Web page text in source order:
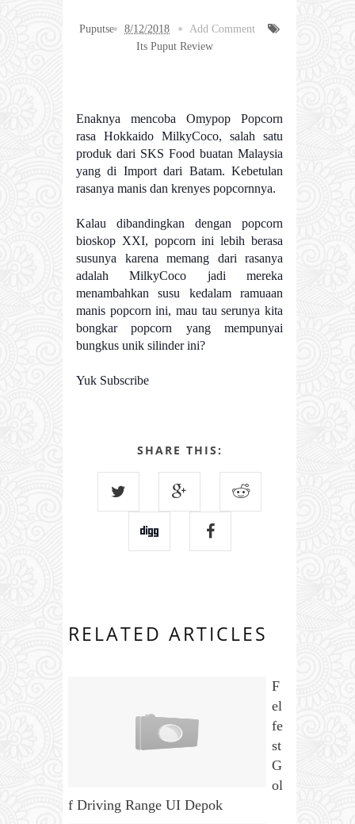
Puputse 8/12/2018
Add Comment
Its Puput Review
Enaknya mencoba Omypop Popcorn
rasa Hokkaido MilkyCoco, salah satu
produk dari SKS Food buatan Malaysia
yang di Import dari Batam. Kebetulan
rasanya manis dan krenyes popcornnya.
Kalau dibandingkan dengan popcorn
bioskop XXI, popcorn ini lebih berasa
susunya karena memang dari rasanya
adalah MilkyCoco jadi mereka
menambahkan susu kedalam ramuaan
manis popcorn ini, mau tau serunya kita
bongkar popcorn yang mempunyai
bungkus unik silinder ini?
Yuk Subscribe
SHARE THIS:
RELATED ARTICLES
F
el
fe
st
G
ol
f Driving Range UI Depok